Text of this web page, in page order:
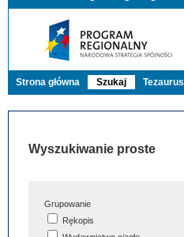
Strona główna Szukaj Tezaurus
Wyszukiwanie proste
Grupowanie
Rękopis